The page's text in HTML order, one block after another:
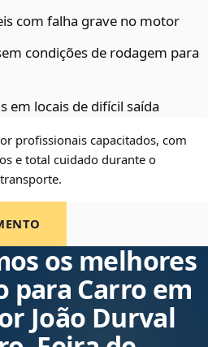
com falha grave no motor
condições de rodagem para
em locais de difícil saída
profissionais capacitados, com
e total cuidado durante o
os melhores
para Carro em
João Durval